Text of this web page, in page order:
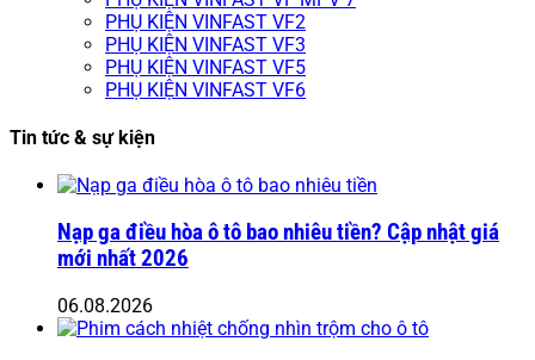
PHỤ KIỆN VINFAST VF2
PHỤ KIỆN VINFAST VF3
PHỤ KIỆN VINFAST VF5
PHỤ KIỆN VINFAST VF6
Tin tức & sự kiện
Nạp ga điều hòa ô tô bao nhiêu tiền? Cập nhật giá
mới nhất 2026
06.08.2026